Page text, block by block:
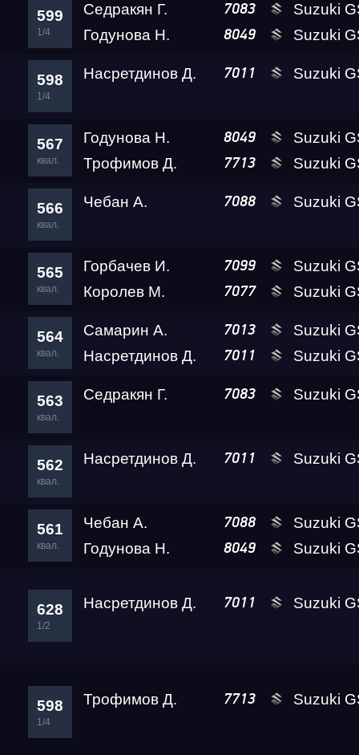
599
1/4
Седракян Г. 7083
Suzuki
Годунова Н.
8049 Suzuki GSX-
598
1/4
Насретдинов Д. 7011 Suzuki GSX-
567
квал.
Годунова Н. 8049
Suzuki GSX-
Трофимов Д.
7713 Suzuki GSX-
566
квал.
Чебан А. 7088 Suzuki
565
квал.
Горбачев И. 7099
Suzuki GSX-
Королев М.
7077 Suzuki GSX-
564
квал.
Самарин А. 7013
Suzuki GSX-
Насретдинов Д.
7011 Suzuki GSX-
563
квал.
Седракян Г. 7083 Suzuki
562
квал.
Насретдинов Д. 7011 Suzuki GSX-
561
квал.
Чебан А. 7088
Suzuki
Годунова Н.
8049 Suzuki GSX-
628
1/2
Насретдинов Д. 7011 Suzuki GSX-
598
1/4
Трофимов Д. 7713 Suzuki GSX-